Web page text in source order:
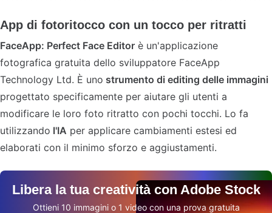
App di fotoritocco con un tocco per ritratti
FaceApp: Perfect Face Editor è un'applicazione
fotografica gratuita dello sviluppatore FaceApp
Technology Ltd. È uno strumento di editing delle immagini
progettato specificamente per aiutare gli utenti a
modificare le loro foto ritratto con pochi tocchi. Lo fa
utilizzando l'IA per applicare cambiamenti estesi ed
elaborati con il minimo sforzo e aggiustamenti.
Libera la tua creatività con Adobe Stock
Ottieni 10 immagini o 1 video con una prova gratuita